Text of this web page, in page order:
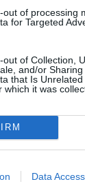
out of processing
for Targeted
of Collection,
and/or
that Is
which it was
Data Access
καρπού, το
την
ελαφρύ
σε
Τους
Ελλάδα η
Service
10 Αθήνα,